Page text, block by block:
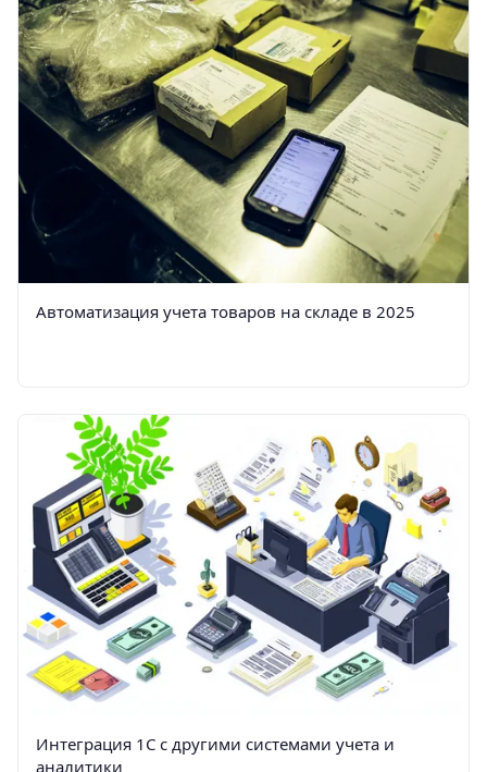
Автоматизация учета товаров на складе в 2025
Интеграция 1С с другими системами учета и
аналитики